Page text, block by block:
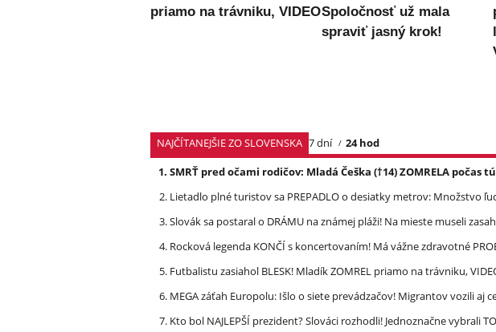
priamo na trávniku, VIDEOSpoločnosť už mala
spraviť jasný krok!
NAJČÍTANEJŠIE ZO SLOVENSKA 7 dní
24 hod
SMRŤ pred očami rodičov: Mladá Češka (†14) ZOMRELA počas
Lietadlo plné turistov sa PREPADLO o desiatky metrov: Množstvo
Slovák sa postaral o DRÁMU na známej pláži! Na mieste museli
Rocková legenda KONČÍ s koncertovaním! Má vážne zdravotné
Futbalistu zasiahol BLESK! Mladík ZOMREL priamo na trávniku,
MEGA záťah Europolu: Išlo o siete prevádzačov! Migrantov vozili aj
Kto bol NAJLEPŠÍ prezident? Slováci rozhodli! Jednoznačne vybrali